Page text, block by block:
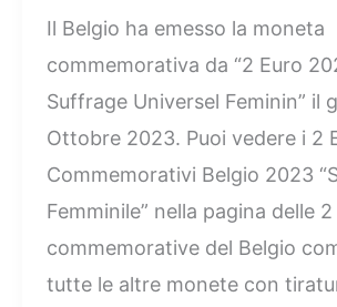
Il Belgio ha emesso la moneta
commemorativa da “2 Euro
Suffrage Universel Feminin” il
Ottobre 2023. Puoi vedere i 2
Commemorativi Belgio 2023
Femminile” nella pagina delle
commemorative del Belgio
tutte le altre monete con